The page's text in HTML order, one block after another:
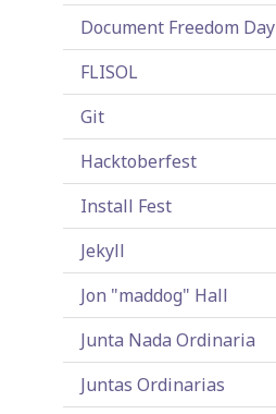
Document Freedom Day
FLISOL
Git
Hacktoberfest
Install Fest
Jekyll
Jon "maddog" Hall
Junta Nada Ordinaria
Juntas Ordinarias